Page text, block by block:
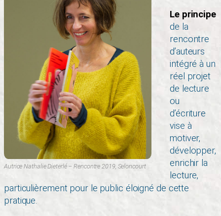
Autrice Nathalie Dieterlé – Rencontre 2019, Seloncourt
Le principe
de la
rencontre
d’auteurs
intégré à un
réel projet
de lecture
ou
d’écriture
vise à
motiver,
développer,
enrichir la
lecture,
particulièrement pour le public éloigné de cette
pratique.